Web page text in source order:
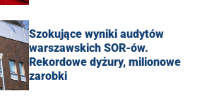
Szokujące wyniki audytów
warszawskich SOR-ów.
Rekordowe dyżury, milionowe
zarobki